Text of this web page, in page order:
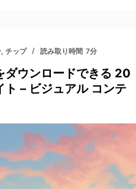
, チップ 読み取り時間 7分
ダウンロードできる 20
ト – ビジュアル コンテ